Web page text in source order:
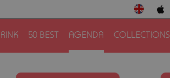
50 BEST AGENDA COLLECTIONS